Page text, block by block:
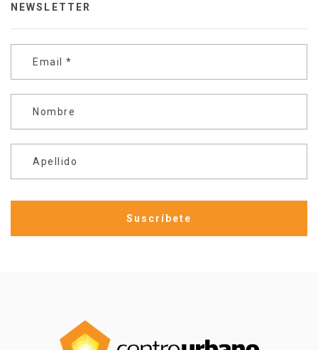
NEWSLETTER
Email *
Nombre
Apellido